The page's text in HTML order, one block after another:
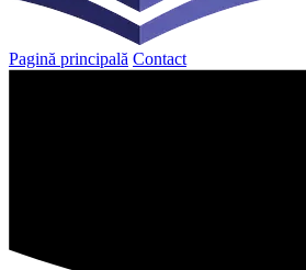
Pagină principală Contact